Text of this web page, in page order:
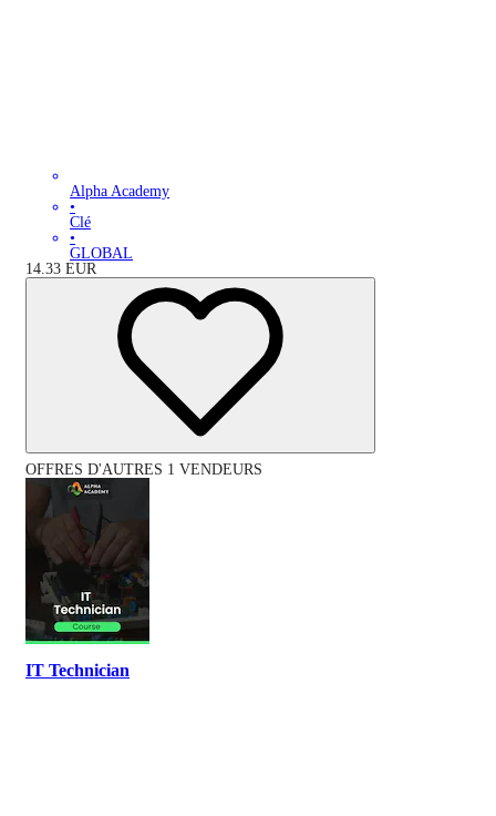
Alpha Academy
•
Clé
•
GLOBAL
14.33 EUR
OFFRES D'AUTRES 1 VENDEURS
IT Technician